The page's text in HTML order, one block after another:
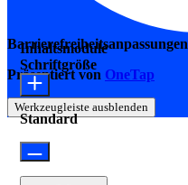
Barrierefreiheitsanpassungen
Präsentiert von OneTap
Werkzeugleiste ausblenden
Inhaltsmodule
Schriftgröße
Standard